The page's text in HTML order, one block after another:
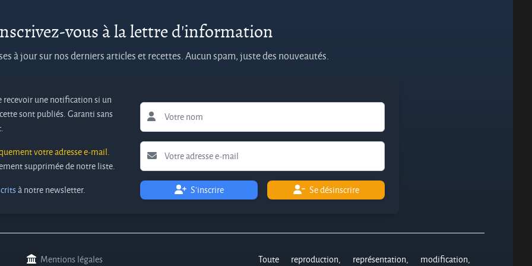
vous à la lettre d'information
à jour sur nos derniers articles et recettes. Aucun spam, juste des nouveautés.
recevoir une notification si un
sont publiés. Garanti sans
votre adresse e-mail.
supprimée de notre liste.
à notre newsletter. S'inscrire Se désinscrire
Mentions légales Toute reproduction, représentation, modification,